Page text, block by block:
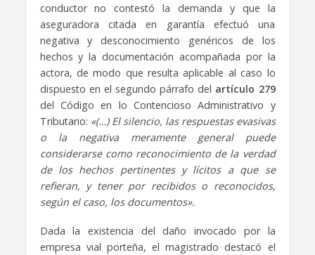
conductor no contestó la demanda y que la
aseguradora citada en garantía efectuó una
negativa y desconocimiento genéricos de los
hechos y la documentación acompañada por la
actora, de modo que resulta aplicable al caso lo
dispuesto en el segundo párrafo del artículo 279
del Código en lo Contencioso Administrativo y
Tributario: «(…) El silencio, las respuestas evasivas
o la negativa meramente general puede
considerarse como reconocimiento de la verdad
de los hechos pertinentes y lícitos a que se
refieran, y tener por recibidos o reconocidos,
según el caso, los documentos».
Dada la existencia del daño invocado por la
empresa vial porteña, el magistrado destacó el